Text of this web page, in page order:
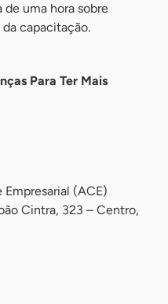
uma hora sobre
capacitação.
Para Ter Mais
(ACE)
Cintra, 323 – Centro,